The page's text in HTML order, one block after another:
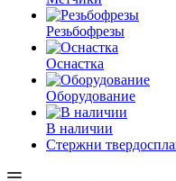
Резьбофрезы
Оснастка
Оборудование
В наличии
Стержни